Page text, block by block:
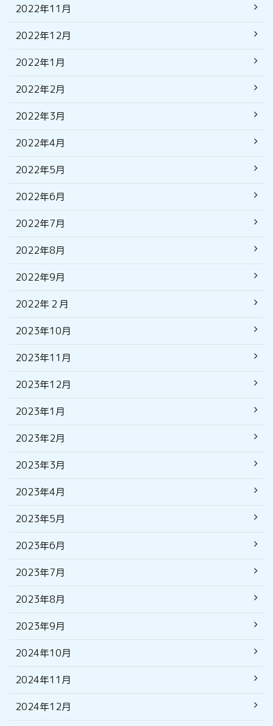
2022年11月
2022年12月
2022年1月
2022年2月
2022年3月
2022年4月
2022年5月
2022年6月
2022年7月
2022年8月
2022年9月
2022年２月
2023年10月
2023年11月
2023年12月
2023年1月
2023年2月
2023年3月
2023年4月
2023年5月
2023年6月
2023年7月
2023年8月
2023年9月
2024年10月
2024年11月
2024年12月